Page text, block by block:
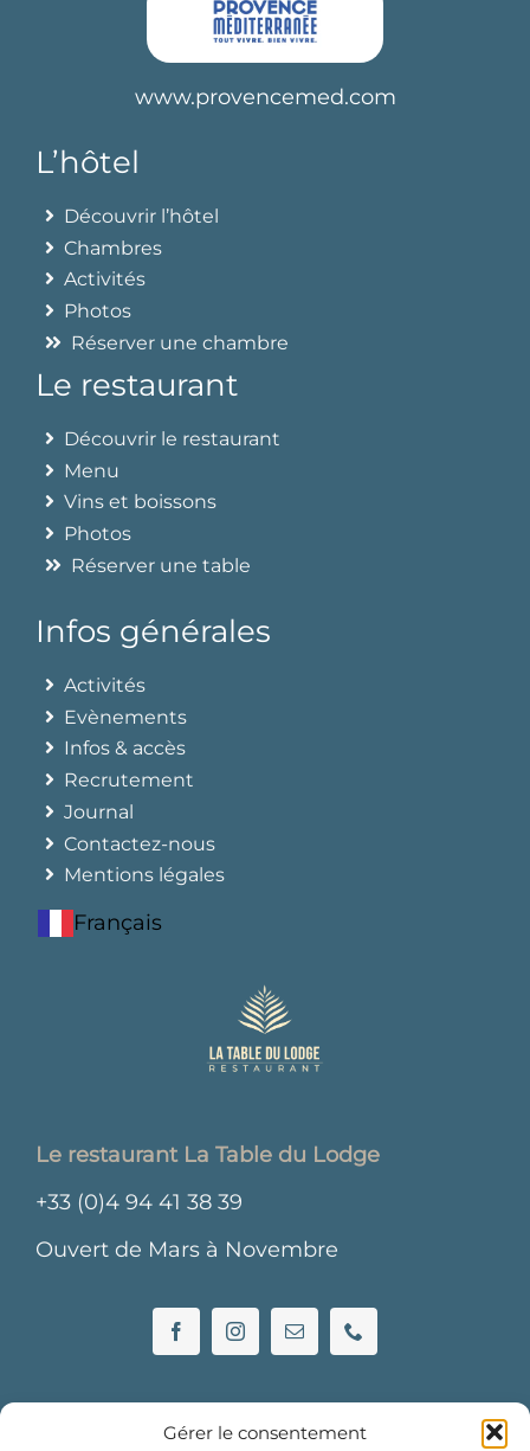
Gérer le consentement
www.provencemed.com
L’hôtel
Découvrir l’hôtel
Chambres
Activités
Photos
Réserver une chambre
Le restaurant
Découvrir le restaurant
Menu
Vins et boissons
Photos
Réserver une table
Infos générales
Activités
Evènements
Infos & accès
Recrutement
Journal
Contactez-nous
Mentions légales
Français
Le restaurant La Table du Lodge
+33 (0)4 94 41 38 39
Ouvert de Mars à Novembre